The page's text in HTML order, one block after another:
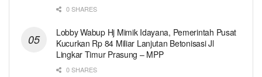
0 SHARES
Lobby Wabup Hj Mimik Idayana, Pemerintah Pusat
Kucurkan Rp 84 Miliar Lanjutan Betonisasi Jl
Lingkar Timur Prasung – MPP
0 SHARES